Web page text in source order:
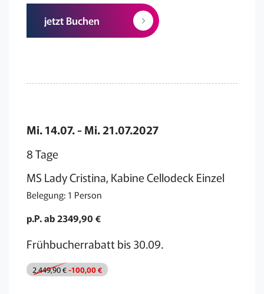
jetzt Buchen
Mi. 14.07. - Mi. 21.07.2027
8 Tage
MS Lady Cristina, Kabine Cellodeck Einzel
Belegung: 1 Person
p.P. ab 2349,90 €
Frühbucherrabatt bis 30.09.
2.449,90 €-100,00 €